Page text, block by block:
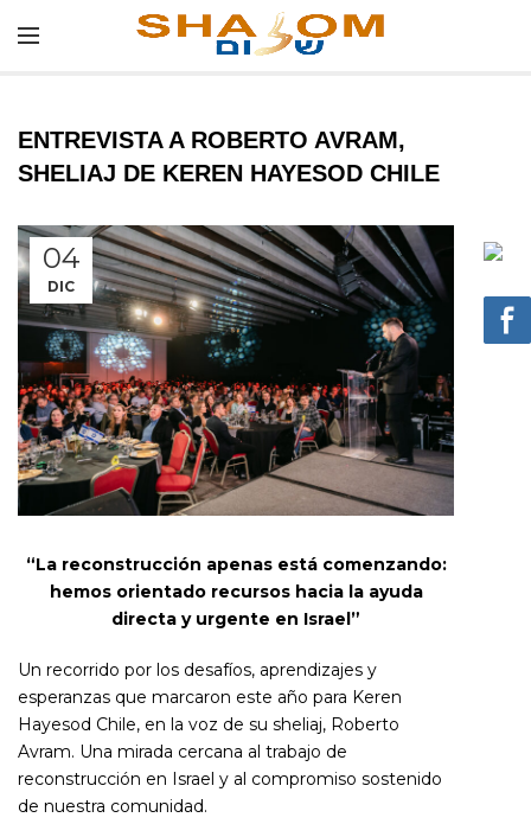
ENTREVISTA A ROBERTO AVRAM,
SHELIAJ DE KEREN HAYESOD CHILE
04
DIC
“La reconstrucción apenas está comenzando:
hemos orientado recursos hacia la ayuda
directa y urgente en Israel”
Un recorrido por los desafíos, aprendizajes y
esperanzas que marcaron este año para Keren
Hayesod Chile, en la voz de su sheliaj, Roberto
Avram. Una mirada cercana al trabajo de
reconstrucción en Israel y al compromiso sostenido
de nuestra comunidad.